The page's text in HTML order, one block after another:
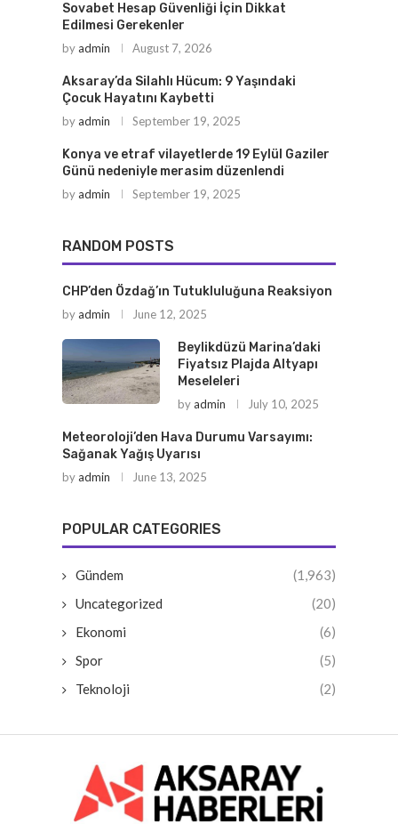
Sovabet Hesap Güvenliği İçin Dikkat
Edilmesi Gerekenler
byadmin August 7, 2026
Aksaray’da Silahlı Hücum: 9 Yaşındaki
Çocuk Hayatını Kaybetti
byadmin September 19, 2025
Konya ve etraf vilayetlerde 19 Eylül Gaziler
Günü nedeniyle merasim düzenlendi
byadmin September 19, 2025
RANDOM POSTS
CHP’den Özdağ’ın Tutukluluğuna Reaksiyon
byadmin June 12, 2025
Beylikdüzü Marina’daki
Fiyatsız Plajda Altyapı
Meseleleri
byadmin July 10, 2025
Meteoroloji’den Hava Durumu Varsayımı:
Sağanak Yağış Uyarısı
byadmin June 13, 2025
POPULAR CATEGORIES
Gündem
(1,963)
Uncategorized
(20)
Ekonomi
(6)
Spor
(5)
Teknoloji
(2)